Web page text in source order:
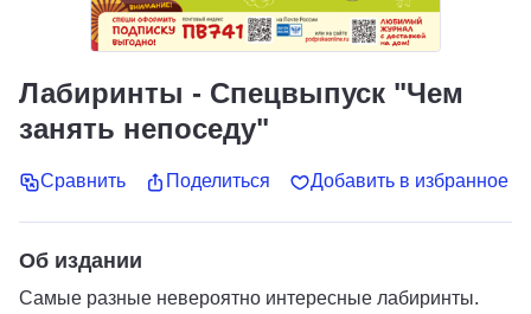
Лабиринты - Спецвыпуск "Чем
занять непоседу"
Сравнить Поделиться Добавить в избранное
Об издании
Самые разные невероятно интересные лабиринты.